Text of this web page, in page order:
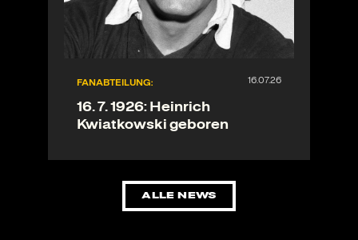
FANABTEILUNG:
16. 7. 1926: Heinrich
Kwiatkowski geboren
ALLE NEWS